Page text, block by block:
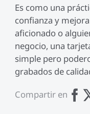
Es como una
confianza y
aficionado o
negocio, una
simple pero
grabados de
Compartir en